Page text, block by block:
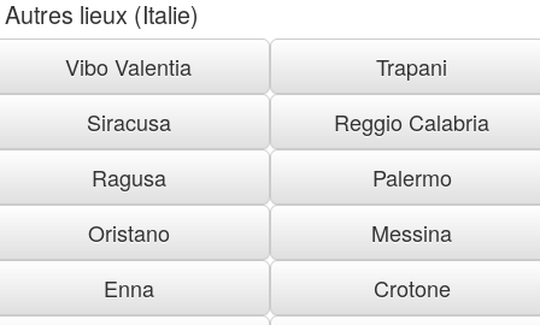
Autres lieux (Italie)
Vibo Valentia
Trapani
Siracusa
Reggio Calabria
Ragusa
Palermo
Oristano
Messina
Enna
Crotone